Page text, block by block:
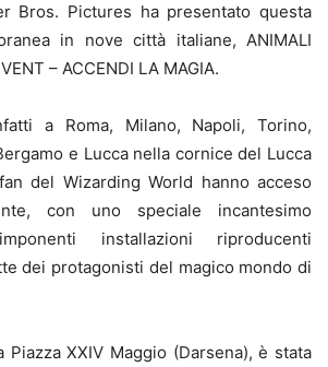
Bros. Pictures ha presentato questa
in nove città italiane, ANIMALI
– ACCENDI LA MAGIA.
a Roma, Milano, Napoli, Torino,
e Lucca nella cornice del Lucca
del Wizarding World hanno acceso
con uno speciale incantesimo
installazioni riproducenti
dei protagonisti del magico mondo di
Piazza XXIV Maggio (Darsena), è stata